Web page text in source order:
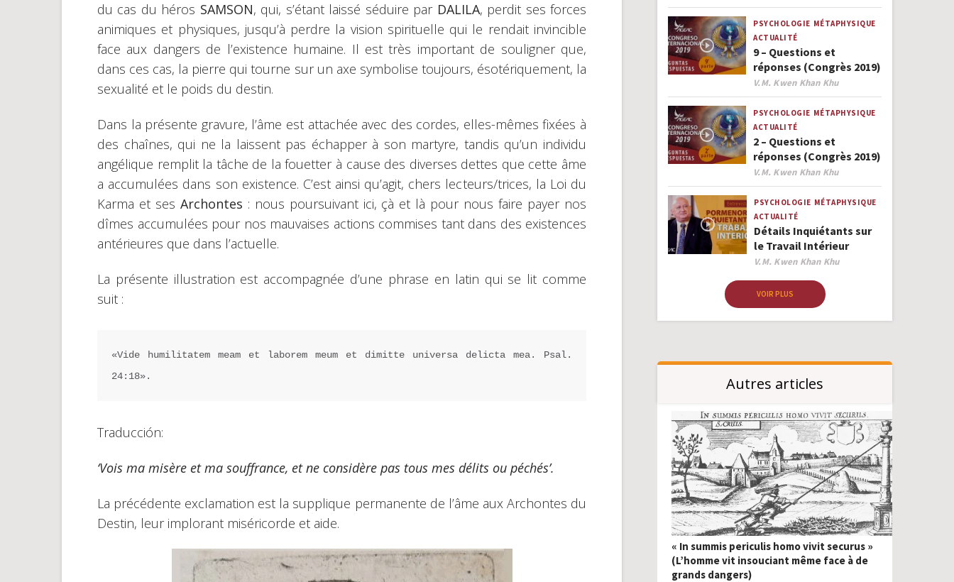
du cas du héros SAMSON, qui, s’étant laissé séduire par DALILA, perdit ses forces
animiques et physiques, jusqu’à perdre la vision spirituelle qui le rendait invincible
face aux dangers de l’existence humaine. Il est très important de souligner que,
dans ces cas, la pierre qui tourne sur un axe symbolise toujours, ésotériquement, la
sexualité et le poids du destin.
Dans la présente gravure, l’âme est attachée avec des cordes, elles-mêmes fixées à
des chaînes, qui ne la laissent pas échapper à son martyre, tandis qu’un individu
angélique remplit la tâche de la fouetter à cause des diverses dettes que cette âme
a accumulées dans son existence. C’est ainsi qu’agit, chers lecteurs/trices, la Loi du
Karma et ses Archontes : nous poursuivant ici, çà et là pour nous faire payer nos
dîmes accumulées pour nos mauvaises actions commises tant dans des existences
antérieures que dans l’actuelle.
La présente illustration est accompagnée d’une phrase en latin qui se lit comme
suit :
«Vide humilitatem meam et laborem meum et dimitte universa delicta mea. Psal.
24:18».
Traducción:
‘Vois ma misère et ma souffrance, et ne considère pas tous mes délits ou péchés’.
La précédente exclamation est la supplique permanente de l’âme aux Archontes du
Destin, leur implorant miséricorde et aide.
PSYCHOLOGIE MÉTAPHYSIQUE
ACTUALITÉ
9 – Questions et
réponses (Congrès 2019)
Author
V.M. Kwen Khan Khu
PSYCHOLOGIE MÉTAPHYSIQUE
ACTUALITÉ
2 – Questions et
réponses (Congrès 2019)
Author
V.M. Kwen Khan Khu
PSYCHOLOGIE MÉTAPHYSIQUE
ACTUALITÉ
Détails Inquiétants sur
le Travail Intérieur
Author
V.M. Kwen Khan Khu
VOIR PLUS
Autres articles
« In summis periculis homo vivit securus »
(L’homme vit insouciant même face à de
grands dangers)